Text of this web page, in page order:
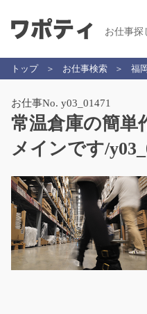
お仕事探
トップ お仕事検索 福
お仕事No. y03_01471
常温倉庫の簡
メインです/